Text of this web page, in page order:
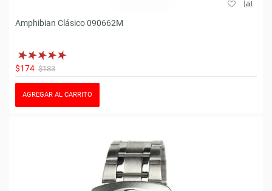
Amphibian Clásico 090662M
$174 $183
AGREGAR AL CARRITO